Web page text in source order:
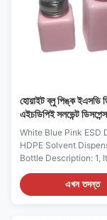
will be sprayed from
Each time you press
amount of liquid you
poured out to
হোয়াইট ব্লু পিঙ্ক ইএসডি
এইচডিপিই সলভেন্ট
বোতল
White Blue Pink ESD
HDPE Solvent
Bottle Description: 1,
of HDPE plastic with
steel cap, can hold
kinds of nail polish,
এখন তদন্ত